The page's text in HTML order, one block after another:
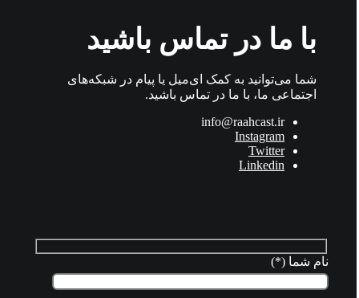
با ما در تماس باشید
شما می‌توانید به کمک ای‌میل یا پیام در شبکه‌های
اجتماعی ما، با ما در تماس باشید.
info@raahcast.ir
Instagram
Twitter
Linkedin
نام شما (*)